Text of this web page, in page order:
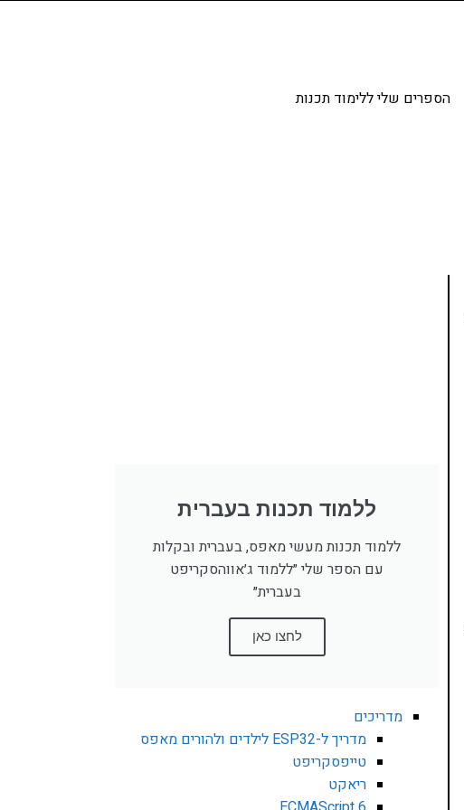
הספרים שלי ללימוד תכנות
ללמוד תכנות בעברית
ללמוד תכנות מעשי מאפס, בעברית ובקלות
עם הספר שלי ״ללמוד ג׳אווהסקריפט
בעברית״
לחצו כאן
מדריכים
מדריך ל-ESP32 לילדים ולהורים מאפס
טייפסקריפט
ריאקט